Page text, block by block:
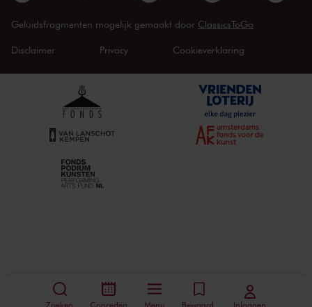
Zoeken Concerten Menu Bewaard Inloggen
Geluidsfragmenten mogelijk gemaakt door ClassicsToGo
Disclaimer Privacy Cookieverklaring